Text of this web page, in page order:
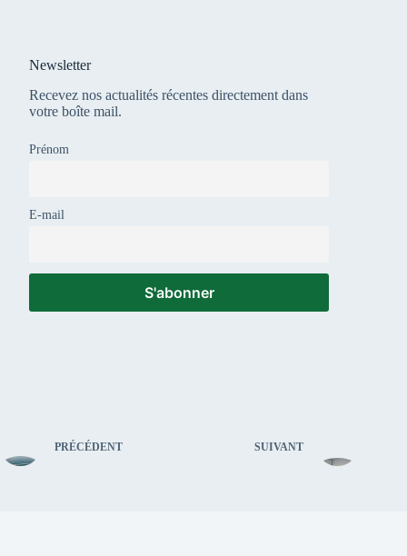
Newsletter
Recevez nos actualités récentes directement dans
votre boîte mail.
Prénom
E-mail
PRÉCÉDENT SUIVANT